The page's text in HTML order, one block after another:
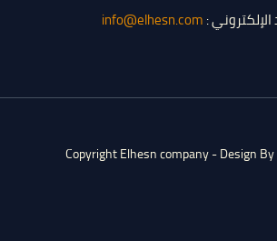
الإلكتروني :info@elhesn.com
Copyright Elhesn company - Design By